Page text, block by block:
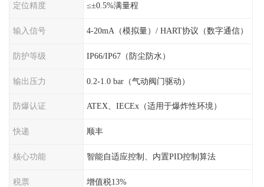
定位精度 ≤±0.5%满量程
输入信号 4-20mA（模拟量）/ HART协议（数字通信）
防护等级 IP66/IP67（防尘防水）
输出压力 0.2-1.0 bar（气动阀门驱动）
防爆认证 ATEX、IECEx（适用于爆炸性环境）
快递 顺丰
核心功能 智能自适应控制、内置PID控制算法
税票 增值税13%